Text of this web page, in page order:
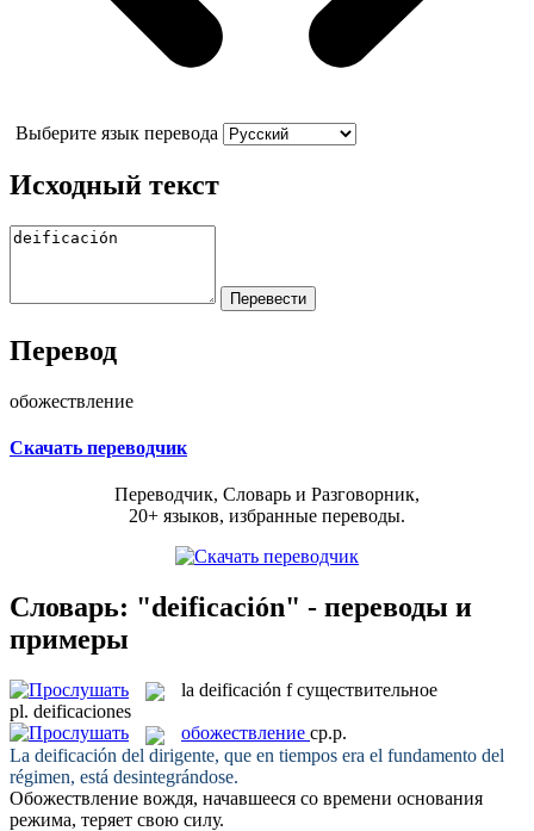
Выберите язык перевода
Исходный текст
Перевод
обожествление
Скачать переводчик
Переводчик, Словарь и Разговорник,
20+ языков, избранные переводы.
Словарь: "deificación" - переводы и
примеры
la deificación f существительное
pl. deificaciones
обожествление ср.р.
La deificación del dirigente, que en tiempos era el fundamento del
régimen, está desintegrándose.
Обожествление вождя, начавшееся со времени основания
режима, теряет свою силу.